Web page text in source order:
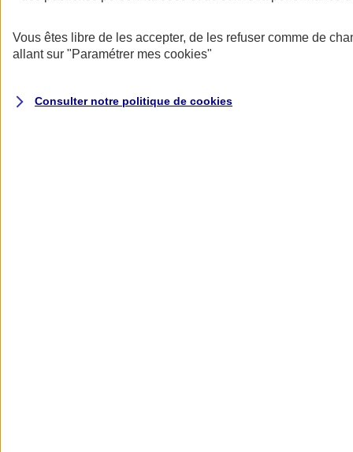
AXA Assurance
Vous êtes libre de les accepter, de les refuser comme de
allant sur "Paramétrer mes cookies"
Consulter notre politique de cookies